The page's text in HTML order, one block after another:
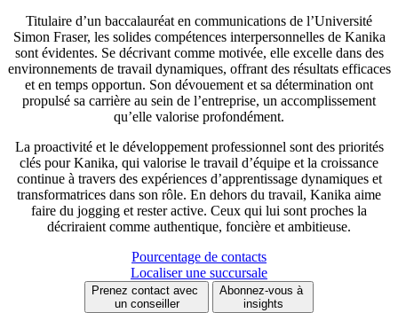
Titulaire d’un baccalauréat en communications de l’Université
Simon Fraser, les solides compétences interpersonnelles de Kanika
sont évidentes. Se décrivant comme motivée, elle excelle dans des
environnements de travail dynamiques, offrant des résultats efficaces
et en temps opportun. Son dévouement et sa détermination ont
propulsé sa carrière au sein de l’entreprise, un accomplissement
qu’elle valorise profondément.
La proactivité et le développement professionnel sont des priorités
clés pour Kanika, qui valorise le travail d’équipe et la croissance
continue à travers des expériences d’apprentissage dynamiques et
transformatrices dans son rôle. En dehors du travail, Kanika aime
faire du jogging et rester active. Ceux qui lui sont proches la
décriraient comme authentique, foncière et ambitieuse.
Pourcentage de contacts
Localiser une succursale
Prenez contact avec
un conseiller
Abonnez-vous à
insights